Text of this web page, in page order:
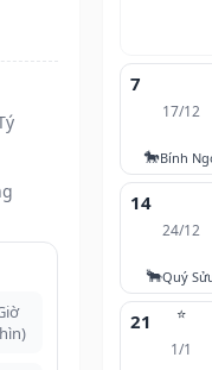
7
17/12
🐎Bính
14
24/12
🐂Quý
⭐
21
1/1